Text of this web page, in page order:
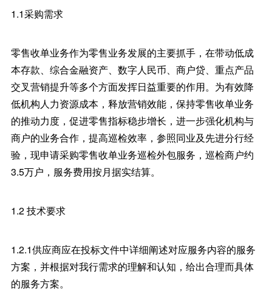
1.1采购需求
零售收单业务作为零售业务发展的主要抓手，在带动低成
本存款、综合金融资产、数字人民币、商户贷、重点产品
交叉营销提升等多个方面发挥日益重要的作用。为有效降
低机构人力资源成本，释放营销效能，保持零售收单业务
的推动力度，促进零售指标稳步增长，进一步强化机构与
商户的业务合作，提高巡检效率，参照同业及先进分行经
验，现申请采购零售收单业务巡检外包服务，巡检商户约
3.5万户，服务费用按月据实结算。
1.2 技术要求
1.2.1供应商应在投标文件中详细阐述对应服务内容的服务
方案，并根据对我行需求的理解和认知，给出合理而具体
的服务方案。